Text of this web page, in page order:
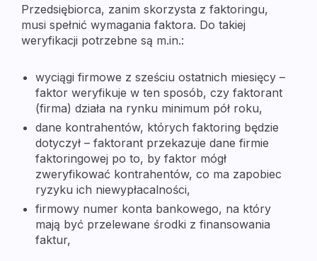
Przedsiębiorca, zanim skorzysta z faktoringu,
musi spełnić wymagania faktora. Do takiej
weryfikacji potrzebne są m.in.:
wyciągi firmowe z sześciu ostatnich miesięcy –
faktor weryfikuje w ten sposób, czy faktorant
(firma) działa na rynku minimum pół roku,
dane kontrahentów, których faktoring będzie
dotyczył – faktorant przekazuje dane firmie
faktoringowej po to, by faktor mógł
zweryfikować kontrahentów, co ma zapobiec
ryzyku ich niewypłacalności,
firmowy numer konta bankowego, na który
mają być przelewane środki z finansowania
faktur,